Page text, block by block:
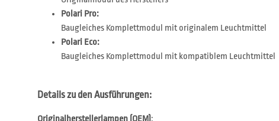
Polari Pro:
Baugleiches Komplettmodul mit originalem Leuchtmittel
Polari Eco:
Baugleiches Komplettmodul mit kompatiblem Leuchtmittel
Details zu den Ausführungen: